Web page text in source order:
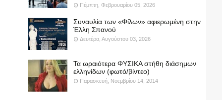
Πέμπτη, Φεβρουαρίου 05, 2026
Συναυλία των «Φίλων» αφιερωμένη στην
Έλλη Σπανού
Δευτέρα, Αυγούστου 03, 2026
Τα ωραιότερα ΦΥΣΙΚΑ στήθη διάσημων
ελληνίδων (φωτό/βίντεο)
Παρασκευή, Νοεμβρίου 14, 2014